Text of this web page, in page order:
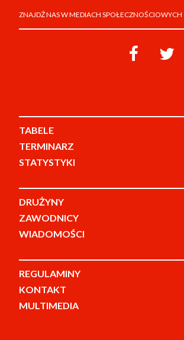
ZNAJDŹ NAS W MEDIACH SPOŁECZNOŚCIOWYCH
TABELE
TERMINARZ
STATYSTYKI
DRUŻYNY
ZAWODNICY
WIADOMOŚCI
REGULAMINY
KONTAKT
MULTIMEDIA